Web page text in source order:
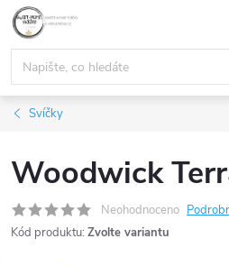
Přejít
obsah
Svíčky
Woodwick
Neohodnoceno
Kód produktu: Zvolte variantu